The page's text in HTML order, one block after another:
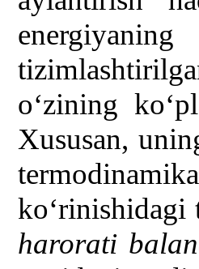
o‘zining
Xususan,
ko‘rinishidagi
harorati